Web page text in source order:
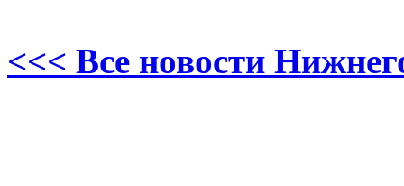
<<< Все новости